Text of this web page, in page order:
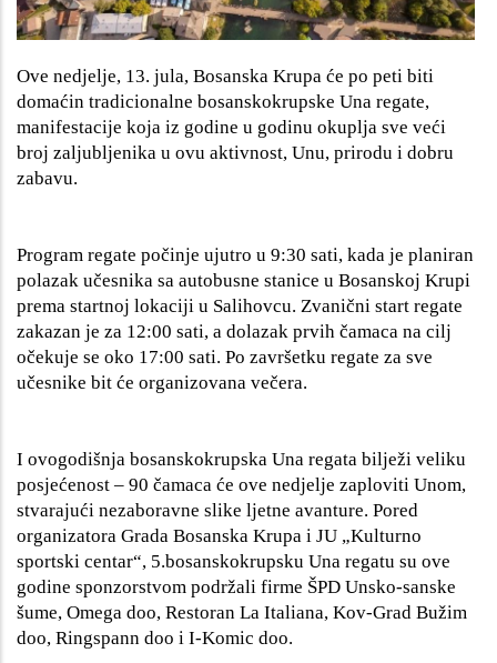
Ove nedjelje, 13. jula, Bosanska Krupa će po peti biti
domaćin tradicionalne bosanskokrupske Una regate,
manifestacije koja iz godine u godinu okuplja sve veći
broj zaljubljenika u ovu aktivnost, Unu, prirodu i dobru
zabavu.
Program regate počinje ujutro u 9:30 sati, kada je planiran
polazak učesnika sa autobusne stanice u Bosanskoj Krupi
prema startnoj lokaciji u Salihovcu. Zvanični start regate
zakazan je za 12:00 sati, a dolazak prvih čamaca na cilj
očekuje se oko 17:00 sati. Po završetku regate za sve
učesnike bit će organizovana večera.
I ovogodišnja bosanskokrupska Una regata bilježi veliku
posjećenost – 90 čamaca će ove nedjelje zaploviti Unom,
stvarajući nezaboravne slike ljetne avanture. Pored
organizatora Grada Bosanska Krupa i JU „Kulturno
sportski centar“, 5.bosanskokrupsku Una regatu su ove
godine sponzorstvom podržali firme ŠPD Unsko-sanske
šume, Omega doo, Restoran La Italiana, Kov-Grad Bužim
doo, Ringspann doo i I-Komic doo.